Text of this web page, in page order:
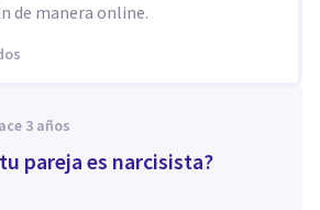
de manera online.
hace 3 años
pareja es narcisista?